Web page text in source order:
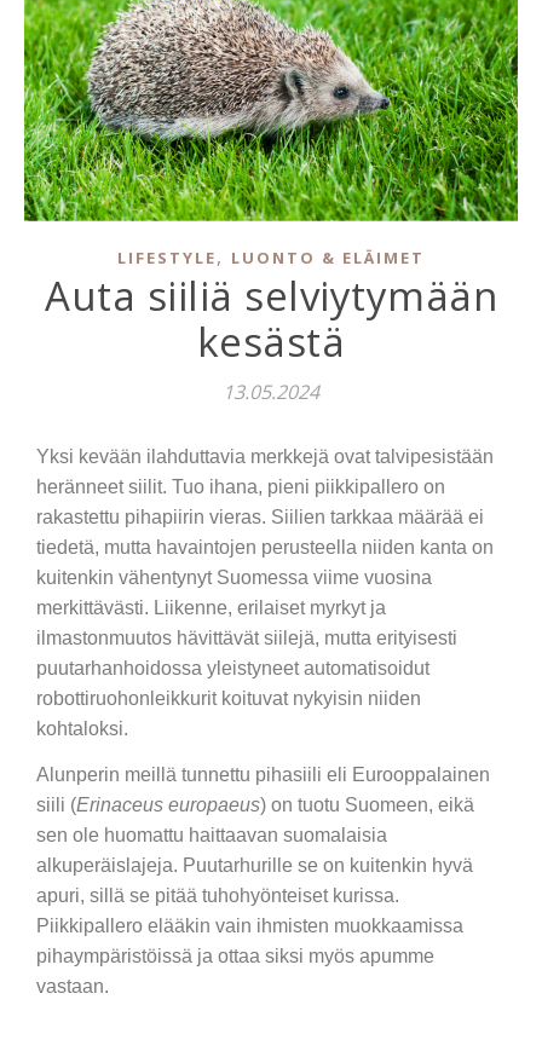
LIFESTYLE, LUONTO & ELÄIMET
Auta siiliä selviytymään
kesästä
13.05.2024
Yksi kevään ilahduttavia merkkejä ovat talvipesistään
heränneet siilit. Tuo ihana, pieni piikkipallero on
rakastettu pihapiirin vieras. Siilien tarkkaa määrää ei
tiedetä, mutta havaintojen perusteella niiden kanta on
kuitenkin vähentynyt Suomessa viime vuosina
merkittävästi. Liikenne, erilaiset myrkyt ja
ilmastonmuutos hävittävät siilejä, mutta erityisesti
puutarhanhoidossa yleistyneet automatisoidut
robottiruohonleikkurit koituvat nykyisin niiden
kohtaloksi.
Alunperin meillä tunnettu pihasiili eli Eurooppalainen
siili (Erinaceus europaeus) on tuotu Suomeen, eikä
sen ole huomattu haittaavan suomalaisia
alkuperäislajeja. Puutarhurille se on kuitenkin hyvä
apuri, sillä se pitää tuhohyönteiset kurissa.
Piikkipallero elääkin vain ihmisten muokkaamissa
pihaympäristöissä ja ottaa siksi myös apumme
vastaan.